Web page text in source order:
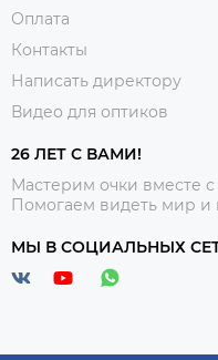
Оплата
Контакты
Написать директору
Видео для оптиков
26 ЛЕТ С ВАМИ!
Мастерим очки вместе
Помогаем видеть мир и
МЫ В СОЦИАЛЬНЫХ